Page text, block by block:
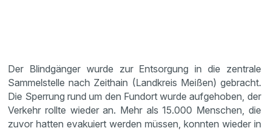
Der Blindgänger wurde zur Entsorgung in die zentrale
Sammelstelle nach Zeithain (Landkreis Meißen) gebracht.
Die Sperrung rund um den Fundort wurde aufgehoben, der
Verkehr rollte wieder an. Mehr als 15.000 Menschen, die
zuvor hatten evakuiert werden müssen, konnten wieder in